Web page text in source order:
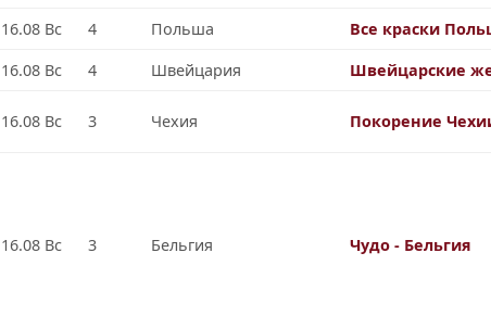
16.08 Вс 4 Польша
Все краски
16.08 Вс 4 Швейцария Швейцарские
16.08 Вс 3 Чехия Покорение
16.08 Вс 3 Бельгия Чудо - Бельгия